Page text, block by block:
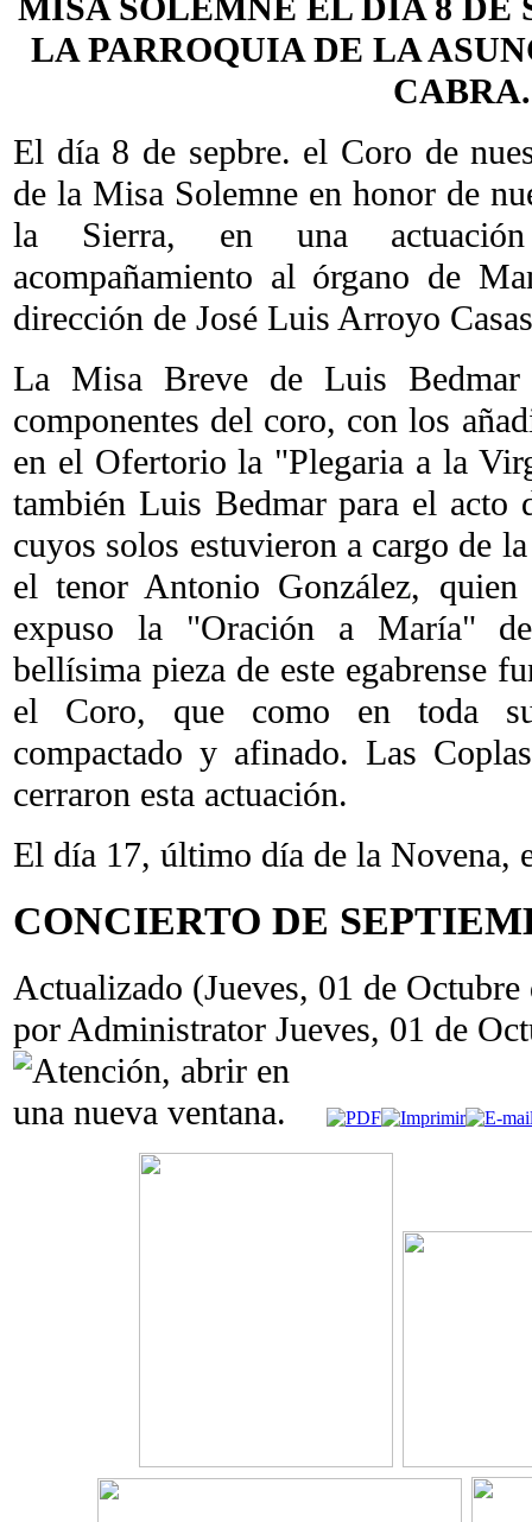
LA PARROQUIA DE LA
CABRA.
El día 8 de sepbre. el Coro de
de la Misa Solemne en honor de
la Sierra, en una
acompañamiento al órgano de
dirección de José Luis Arroyo
La Misa Breve de Luis
componentes del coro, con los
en el Ofertorio la "Plegaria a la
también Luis Bedmar para el acto
cuyos solos estuvieron a cargo de
el tenor Antonio González,
expuso la "Oración a María"
bellísima pieza de este egabrense
el Coro, que como en toda
compactado y afinado. Las
cerraron esta actuación.
El día 17, último día de la Novena,
CONCIERTO DE
Actualizado (Jueves, 01 de
por Administrator Jueves, 01 de